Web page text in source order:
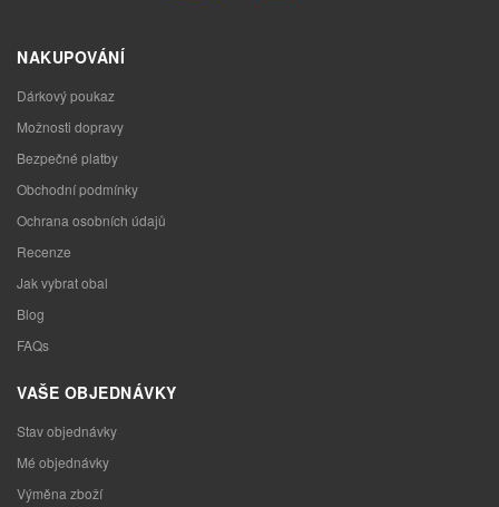
NAKUPOVÁNÍ
Dárkový poukaz
Možnosti dopravy
Bezpečné platby
Obchodní podmínky
Ochrana osobních údajů
Recenze
Jak vybrat obal
Blog
FAQs
VAŠE OBJEDNÁVKY
Stav objednávky
Mé objednávky
Výměna zboží